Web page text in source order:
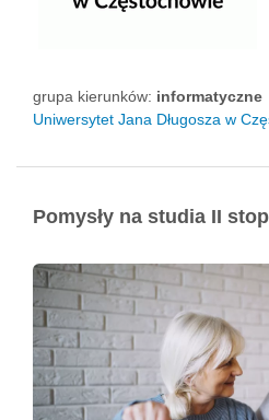
grupa kierunków: informatyczne
Uniwersytet Jana Długosza w
Pomysły na studia II